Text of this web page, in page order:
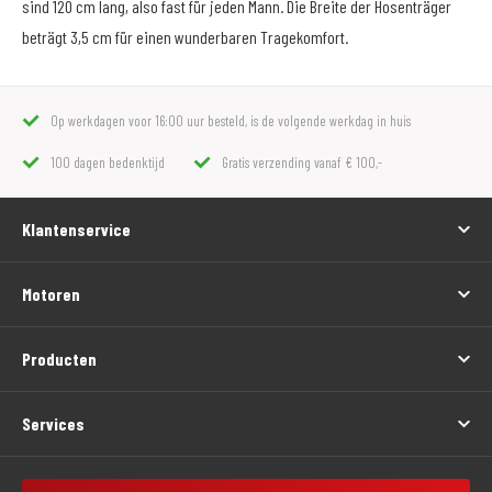
sind 120 cm lang, also fast für jeden Mann. Die Breite der Hosenträger
beträgt 3,5 cm für einen wunderbaren Tragekomfort.
Op werkdagen voor 16:00 uur besteld, is de volgende werkdag in huis
100 dagen bedenktijd Gratis verzending vanaf € 100,-
Klantenservice
Motoren
Producten
Services